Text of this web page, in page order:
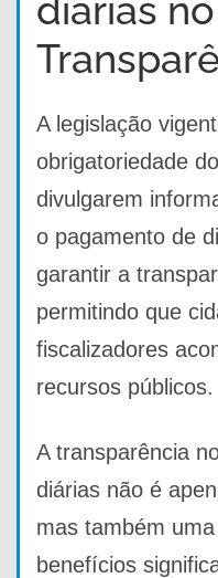
diárias
A legislação
obrigatoriedade
divulgarem
o pagamento de
garantir a
permitindo que
fiscalizadores
recursos públicos.
A transparência
diárias não é
mas também
benefícios